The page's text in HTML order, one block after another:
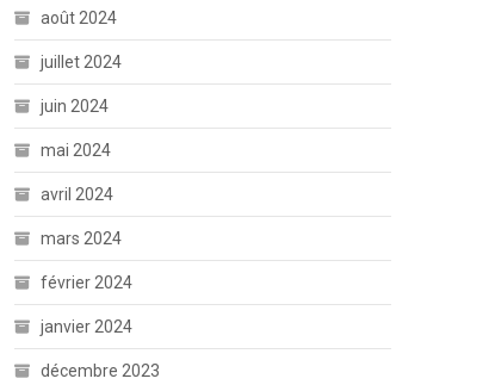
août 2024
juillet 2024
juin 2024
mai 2024
avril 2024
mars 2024
février 2024
janvier 2024
décembre 2023